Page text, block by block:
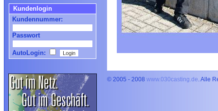
Kundenlogin
Kundennummer:
Passwort
AutoLogin:
© 2005 - 2008 www.030casting.de. Alle